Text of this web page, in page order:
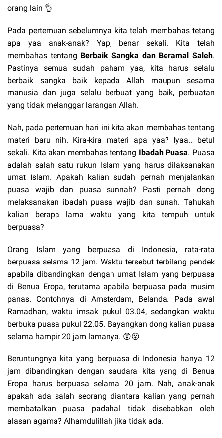
orang lain 👌
Pada pertemuan sebelumnya kita telah membahas tetang
apa yaa anak-anak? Yap, benar sekali. Kita telah
membahas tentang Berbaik Sangka dan Beramal Saleh.
Pastinya semua sudah paham yaa, kita harus selalu
berbaik sangka baik kepada Allah maupun sesama
manusia dan juga selalu berbuat yang baik, perbuatan
yang tidak melanggar larangan Allah.
Nah, pada pertemuan hari ini kita akan membahas tentang
materi baru nih. Kira-kira materi apa yaa? Iyaa.. betul
sekali. Kita akan membahas tentang Ibadah Puasa. Puasa
adalah salah satu rukun Islam yang harus dilaksanakan
umat Islam. Apakah kalian sudah pernah menjalankan
puasa wajib dan puasa sunnah? Pasti pernah dong
melaksanakan ibadah puasa wajib dan sunah. Tahukah
kalian berapa lama waktu yang kita tempuh untuk
berpuasa?
Orang Islam yang berpuasa di Indonesia, rata-rata
berpuasa selama 12 jam. Waktu tersebut terbilang pendek
apabila dibandingkan dengan umat Islam yang berpuasa
di Benua Eropa, terutama apabila berpuasa pada musim
panas. Contohnya di Amsterdam, Belanda. Pada awal
Ramadhan, waktu imsak pukul 03.04, sedangkan waktu
berbuka puasa pukul 22.05. Bayangkan dong kalian puasa
selama hampir 20 jam lamanya. 😲😵
Beruntungnya kita yang berpuasa di Indonesia hanya 12
jam dibandingkan dengan saudara kita yang di Benua
Eropa harus berpuasa selama 20 jam. Nah, anak-anak
apakah ada salah seorang diantara kalian yang pernah
membatalkan puasa padahal tidak disebabkan oleh
alasan agama? Alhamdulillah jika tidak ada.